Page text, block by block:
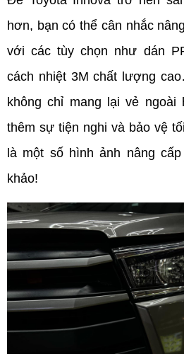
hơn, bạn có thể cân nhắc
với các tùy chọn như dán
cách nhiệt 3M chất lượng
không chỉ mang lại vẻ ngoài
thêm sự tiện nghi và bảo vệ
là một số hình ảnh nâng
khảo!